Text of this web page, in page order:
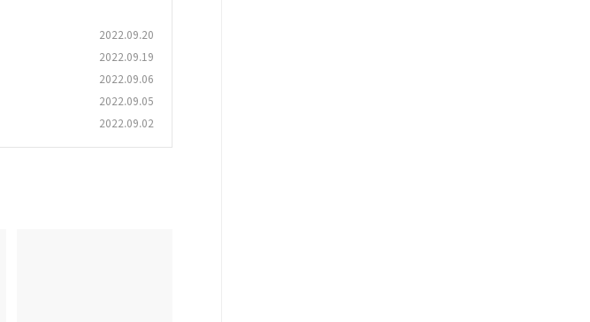
2022.09.20
2022.09.19
2022.09.06
2022.09.05
2022.09.02